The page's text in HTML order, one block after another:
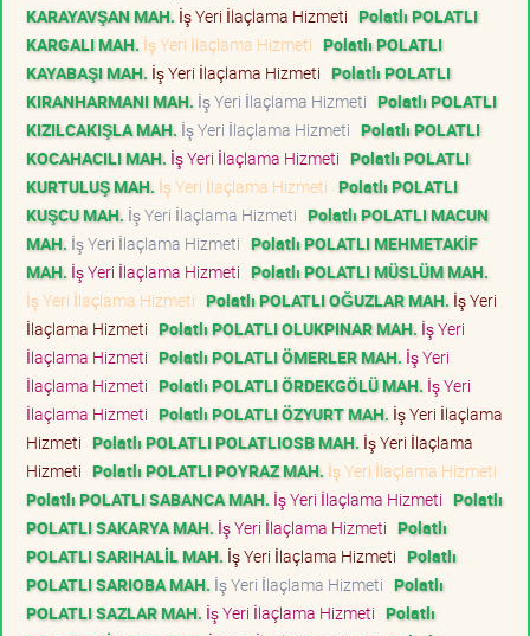
KARAYAVŞAN MAH. İş Yeri İlaçlama Hizmeti Polatlı POLATLI
KARGALI MAH. İş Yeri İlaçlama Hizmeti Polatlı POLATLI
KAYABAŞI MAH. İş Yeri İlaçlama Hizmeti Polatlı POLATLI
KIRANHARMANI MAH. İş Yeri İlaçlama Hizmeti Polatlı POLATLI
KIZILCAKIŞLA MAH. İş Yeri İlaçlama Hizmeti Polatlı POLATLI
KOCAHACILI MAH. İş Yeri İlaçlama Hizmeti Polatlı POLATLI
KURTULUŞ MAH. İş Yeri İlaçlama Hizmeti Polatlı POLATLI
KUŞCU MAH. İş Yeri İlaçlama Hizmeti Polatlı POLATLI MACUN
MAH. İş Yeri İlaçlama Hizmeti Polatlı POLATLI MEHMETAKİF
MAH. İş Yeri İlaçlama Hizmeti Polatlı POLATLI MÜSLÜM MAH.
İş Yeri İlaçlama Hizmeti Polatlı POLATLI OĞUZLAR MAH. İş Yeri
İlaçlama Hizmeti Polatlı POLATLI OLUKPINAR MAH. İş Yeri
İlaçlama Hizmeti Polatlı POLATLI ÖMERLER MAH. İş Yeri
İlaçlama Hizmeti Polatlı POLATLI ÖRDEKGÖLÜ MAH. İş Yeri
İlaçlama Hizmeti Polatlı POLATLI ÖZYURT MAH. İş Yeri İlaçlama
Hizmeti Polatlı POLATLI POLATLIOSB MAH. İş Yeri İlaçlama
Hizmeti Polatlı POLATLI POYRAZ MAH. İş Yeri İlaçlama Hizmeti
Polatlı POLATLI SABANCA MAH. İş Yeri İlaçlama Hizmeti Polatlı
POLATLI SAKARYA MAH. İş Yeri İlaçlama Hizmeti Polatlı
POLATLI SARIHALİL MAH. İş Yeri İlaçlama Hizmeti Polatlı
POLATLI SARIOBA MAH. İş Yeri İlaçlama Hizmeti Polatlı
POLATLI SAZLAR MAH. İş Yeri İlaçlama Hizmeti Polatlı